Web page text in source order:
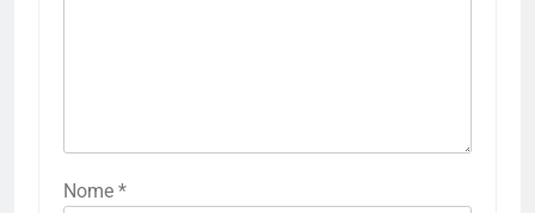
Nome *